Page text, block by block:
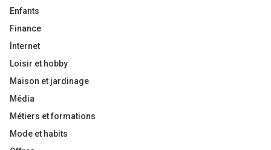
Enfants
Finance
Internet
Loisir et hobby
Maison et jardinage
Média
Métiers et formations
Mode et habits